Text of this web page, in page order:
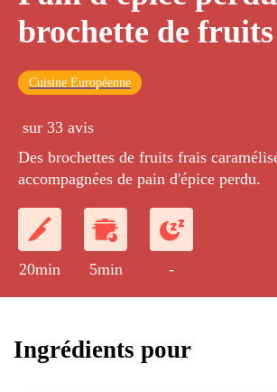
brochette de
Cuisine Européenne
sur 33 avis
Des brochettes de fruits frais
accompagnées de pain d'épice perdu.
20min 5min -
Ingrédients pour